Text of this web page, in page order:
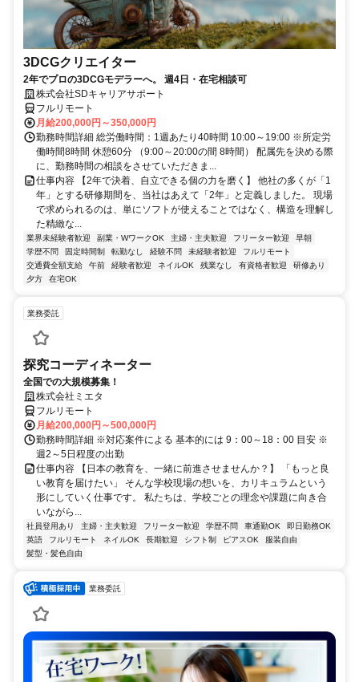
3DCGクリエイター
2年でプロの3DCGモデラーへ。 週4日・在宅相談可
株式会社SDキャリアサポート
フルリモート
月給200,000円～350,000円
勤務時間詳細 総労働時間：1週あたり40時間 10:00～19:00 ※所定労
働時間8時間 休憩60分 （9:00～20:00の間 8時間） 配属先を決める際
に、勤務時間の相談をさせていただきま...
仕事内容 【2年で決着、自立できる個の力を磨く】 他社の多くが「1
年」とする研修期間を、当社はあえて「2年」と定義しました。 現場
で求められるのは、単にソフトが使えることではなく、構造を理解し
た精緻な...
業界未経験者歓迎 副業・WワークOK 主婦・主夫歓迎 フリーター歓迎
早朝
学歴不問
固定時間制 転勤なし 経験不問 未経験者歓迎
フルリモート
交通費全額支給
午前 経験者歓迎 ネイルOK 残業なし 有資格者歓迎
研修あり
夕方
在宅OK
業務委託
探究コーディネーター
全国での大規模募集！
株式会社ミエタ
フルリモート
月給200,000円～500,000円
勤務時間詳細 ※対応案件による 基本的には 9：00～18：00 目安 ※
週2～5日程度の出勤
仕事内容 【日本の教育を、一緒に前進させませんか？】 「もっと良
い教育を届けたい」 そんな学校現場の想いを、カリキュラムという
形にしていく仕事です。 私たちは、学校ごとの理念や課題に向き合
いながら...
社員登用あり 主婦・主夫歓迎 フリーター歓迎 学歴不問 車通勤OK
即日勤務OK
英語
フルリモート ネイルOK 長期歓迎 シフト制 ピアスOK
服装自由
髪型・髪色自由
業務委託